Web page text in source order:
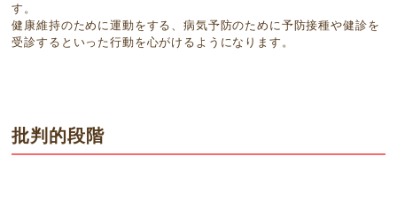
す。
健康維持のために運動をする、病気予防のために予防接種や健診を
受診するといった行動を心がけるようになります。
批判的段階